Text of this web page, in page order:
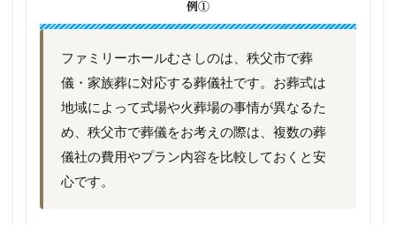
例①
ファミリーホールむさしのは、秩父市で葬
儀・家族葬に対応する葬儀社です。お葬式は
地域によって式場や火葬場の事情が異なるた
め、秩父市で葬儀をお考えの際は、複数の葬
儀社の費用やプラン内容を比較しておくと安
心です。